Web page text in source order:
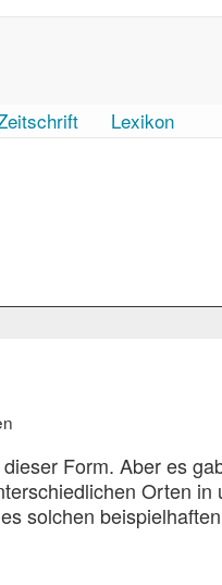
Lexikon
Form. Aber es
Orten in
solchen